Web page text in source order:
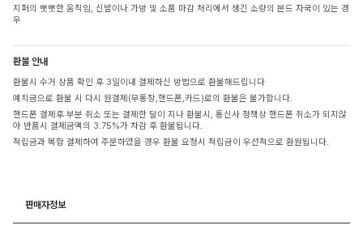
지퍼의 뻣뻣한 움직임, 신발이나 가방 및 소품 마감 처리에서 생긴 소량의 본드 자국이 있는 경
우
환불 안내
환불시 수거 상품 확인 후 3일이내 결제하신 방법으로 환불해드립니다
예치금으로 환불 시 다시 원결제(무통장,핸드폰,카드)로의 환불은 불가합니다.
핸드폰 결제후 부분 취소 또는 결제한 달이 지나 환불시, 통신사 정책상 핸드폰 취소가 되지않
아 반품시 결제금액의 3.75%가 차감 후 환불됩니다.
적립금과 복합 결제하여 주문하였을 경우 환불 요청시 적립금이 우선적으로 환원됩니다.
판매자정보